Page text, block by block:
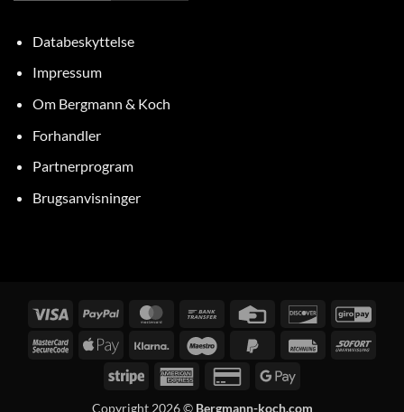
Databeskyttelse
Impressum
Om Bergmann & Koch
Forhandler
Partnerprogram
Brugsanvisninger
Visum PayPal MasterCardBankoverførsel
Kreditkort Oplev
MasterCardApple
Klarna Maestro
PayPal
Regning Med
Stripe
American
KreditkortGoogle
Copyright 2026 © Bergmann-koch.com